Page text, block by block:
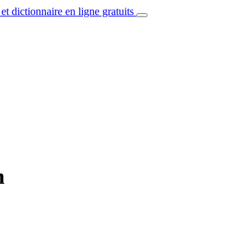
dictionnaire en ligne gratuits